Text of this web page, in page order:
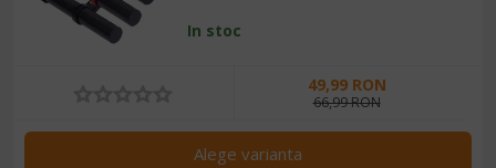
In stoc
49,99 RON
66,99 RON
Alege varianta